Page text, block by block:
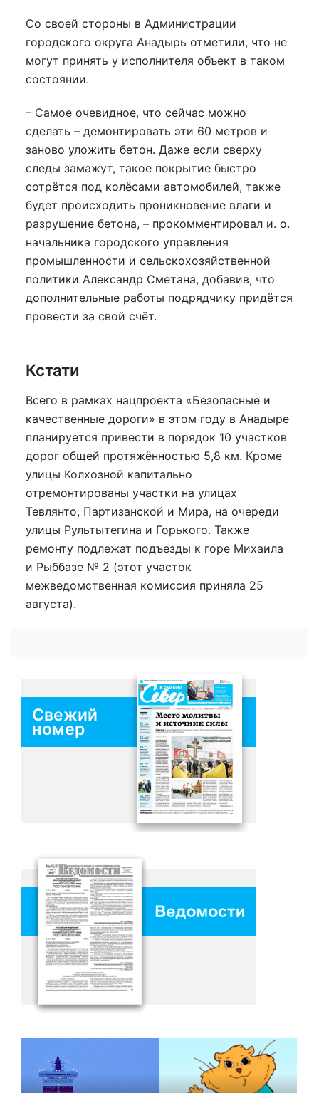
Со своей стороны в Администрации
городского округа Анадырь отметили, что не
могут принять у исполнителя объект в таком
состоянии.
– Самое очевидное, что сейчас можно
сделать – демонтировать эти 60 метров и
заново уложить бетон. Даже если сверху
следы замажут, такое покрытие быстро
сотрётся под колёсами автомобилей, также
будет происходить проникновение влаги и
разрушение бетона, – прокомментировал и. о.
начальника городского управления
промышленности и сельскохозяйственной
политики Александр Сметана, добавив, что
дополнительные работы подрядчику придётся
провести за свой счёт.
Кстати
Всего в рамках нацпроекта «Безопасные и
качественные дороги» в этом году в Анадыре
планируется привести в порядок 10 участков
дорог общей протяжённостью 5,8 км. Кроме
улицы Колхозной капитально
отремонтированы участки на улицах
Тевлянто, Партизанской и Мира, на очереди
улицы Рультытегина и Горького. Также
ремонту подлежат подъезды к горе Михаила
и Рыббазе № 2 (этот участок
межведомственная комиссия приняла 25
августа).
Свежий
номер